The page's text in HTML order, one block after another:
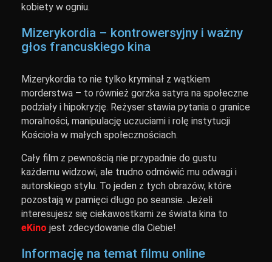
kobiety w ogniu.
Mizerykordia – kontrowersyjny i ważny
głos francuskiego kina
Mizerykordia to nie tylko kryminał z wątkiem
morderstwa – to również gorzka satyra na społeczne
podziały i hipokryzję. Reżyser stawia pytania o granice
moralności, manipulację uczuciami i rolę instytucji
Kościoła w małych społecznościach.
Cały film z pewnością nie przypadnie do gustu
każdemu widzowi, ale trudno odmówić mu odwagi i
autorskiego stylu. To jeden z tych obrazów, które
pozostają w pamięci długo po seansie. Jeżeli
interesujesz się ciekawostkami ze świata kina to
eKino jest zdecydowanie dla Ciebie!
Informację na temat filmu online